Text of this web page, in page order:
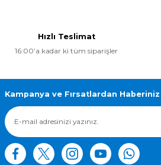
Ürün bilgilerinde hatalar bulunuyor.
Ürün fiyatı diğer sitelerden daha
Bu ürüne benzer farklı alternatifler
Hızlı Teslimat
16:00’a kadar ki tüm siparişler
Kampanya ve Fırsatlardan